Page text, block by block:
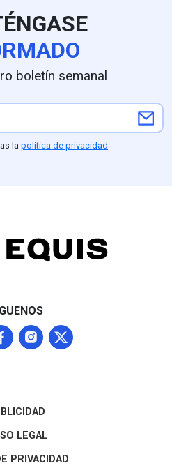
boletín semanal
la política de privacidad
LEGAL
PRIVACIDAD